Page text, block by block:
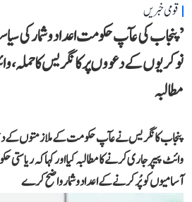
قومی خبریں
’پنجاب کی عآپ حکومت اعداد و شمار کی
نوکریوں کے دعووں پر کانگریس کا حملہ،
مطالبہ
پنجاب کانگریس نے عآپ حکومت کے ملازمتوں کے
وائٹ پیپر جاری کرنے کا مطالبہ کیا اور کہا کہ ریاستی
آسامیوں کو پُر کرنے کے اعداد و شمار واضح کرے